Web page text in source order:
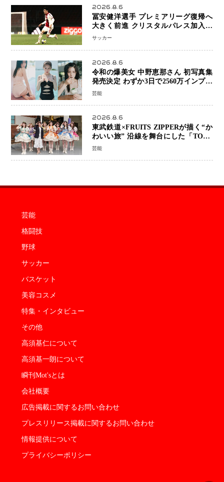
2026.8.6
冨安健洋選手 プレミアリーグ復帰へ
大きく前進 クリスタルパレス加入目
前 メディカルチェックも通過
サッカー
2026.8.6
令和の爆美女 中野恵那さん 初写真集
発売決定 わずか3日で2560万インプレ
ッションを記録した話題の美貌を凝縮
芸能
2026.8.6
東武鉄道×FRUITS ZIPPERが描く“か
わいい旅” 沿線を舞台にした「TOBU
KAWAII PROJECT」が開幕
芸能
芸能
格闘技
野球
サッカー
バスケット
美容コスメ
特集・インタビュー
その他
高須基仁について
高須基一朗について
瞬刊Mot'sとは
会社概要
広告掲載に関するお問い合わせ
プレスリリース掲載に関するお問い合わせ
情報提供について
プライバシーポリシー